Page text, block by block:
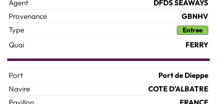
DFDS SEAWAYS
GBNHV
Entree
FERRY
Port de Dieppe
COTE D'ALBATRE